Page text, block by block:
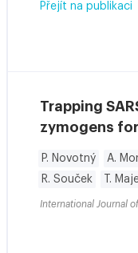
Přejít na publikaci
Trapping
zymogens
P. Novotný A.
R. Souček
T.
International Journal